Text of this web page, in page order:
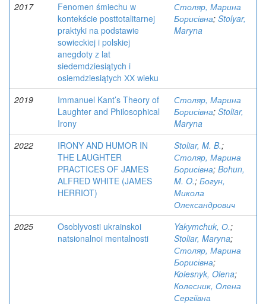
2017
Fenomen śmiechu w
kontekście posttotalitarnej
praktyki na podstawie
sowieckiej i polskiej
anegdoty z lat
siedemdziesiątych i
osiemdziesiątych ХХ wieku
Столяр, Марина
Борисівна; Stolyar,
Maryna
2019
Immanuel Kant’s Theory of
Laughter and Philosophical
Irony
Столяр, Марина
Борисівна; Stoliar,
Maryna
2022
IRONY AND HUMOR IN
THE LAUGHTER
PRACTICES OF JAMES
ALFRED WHITE (JAMES
HERRIOT)
Stoliar, M. B.;
Столяр, Марина
Борисівна; Bohun,
M. O.; Богун,
Микола
Олександрович
2025
Osoblyvosti ukrainskoi
natsionalnoi mentalnosti
Yakymchuk, О.;
Stoliar, Maryna;
Столяр, Марина
Борисівна;
Kolesnyk, Olena;
Колесник, Олена
Сергіївна